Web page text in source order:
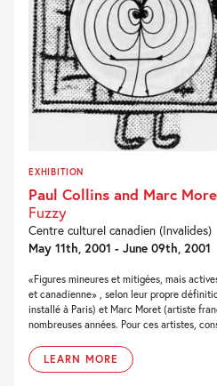
EXHIBITION
Paul Collins and Marc
Fuzzy
Centre culturel canadien (Invalides)
May 11th, 2001 - June 09th, 2001
«Figures mineures et mitigées, mais
et canadienne» , selon leur propre
installé à Paris) et Marc Moret (artiste
nombreuses années. Pour ces artistes,
LEARN MORE